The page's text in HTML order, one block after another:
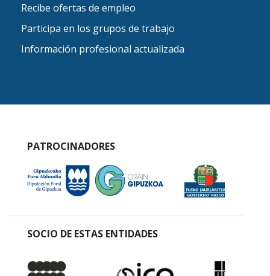
Recibe ofertas de empleo
Participa en los grupos de trabajo
Información profesional actualizada
PATROCINADORES
SOCIO DE ESTAS ENTIDADES